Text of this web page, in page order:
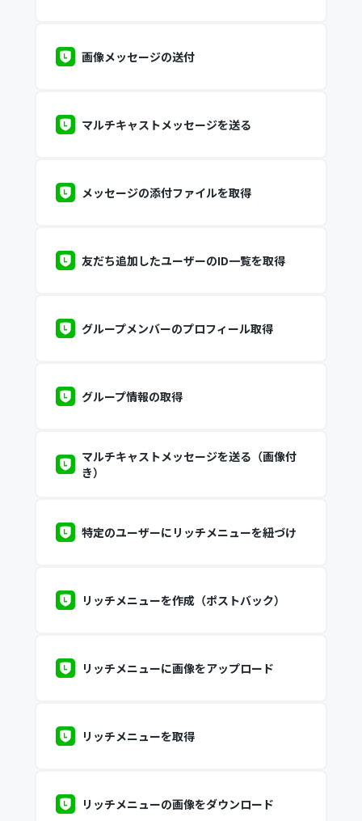
画像メッセージの送付
マルチキャストメッセージを送る
メッセージの添付ファイルを取得
友だち追加したユーザーのID一覧を取得
グループメンバーのプロフィール取得
グループ情報の取得
マルチキャストメッセージを送る（画像付
き）
特定のユーザーにリッチメニューを紐づけ
リッチメニューを作成（ポストバック）
リッチメニューに画像をアップロード
リッチメニューを取得
リッチメニューの画像をダウンロード